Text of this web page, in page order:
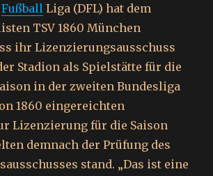
Fußball Liga (DFL) hat dem
TSV 1860 München
ihr Lizenzierungsausschuss
Stadion als Spielstätte für die
in der zweiten Bundesliga
1860 eingereichten
Lizenzierung für die Saison
demnach der Prüfung des
stand. „Das ist eine